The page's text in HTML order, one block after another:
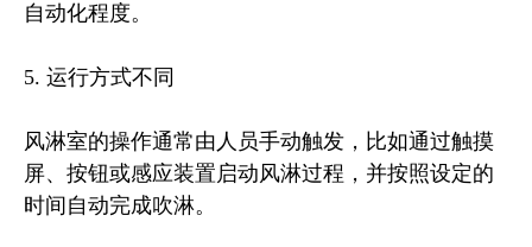
自动化程度。
5. 运行方式不同
风淋室的操作通常由人员手动触发，比如通过触摸
屏、按钮或感应装置启动风淋过程，并按照设定的
时间自动完成吹淋。